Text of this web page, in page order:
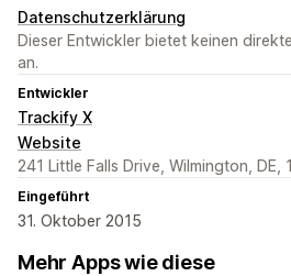
Datenschutzerklärung
Dieser Entwickler bietet keinen
an.
Entwickler
Trackify X
Website
241 Little Falls Drive, Wilmington, DE,
Eingeführt
31. Oktober 2015
Mehr Apps wie diese